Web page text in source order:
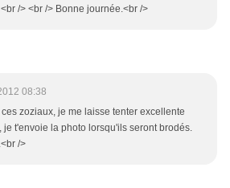
/> <br /> Bonne journée.<br />
08:38
zoziaux, je me laisse tenter excellente
je t'envoie la photo lorsqu'ils seront brodés.
/>